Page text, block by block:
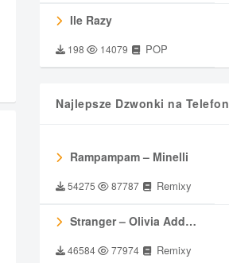
Ile Razy
198 14079 POP
Najlepsze Dzwonki na Telefon
Rampampam – Minelli
54275 87787 Remixy
Stranger – Olivia Addams
46584 77974 Remixy